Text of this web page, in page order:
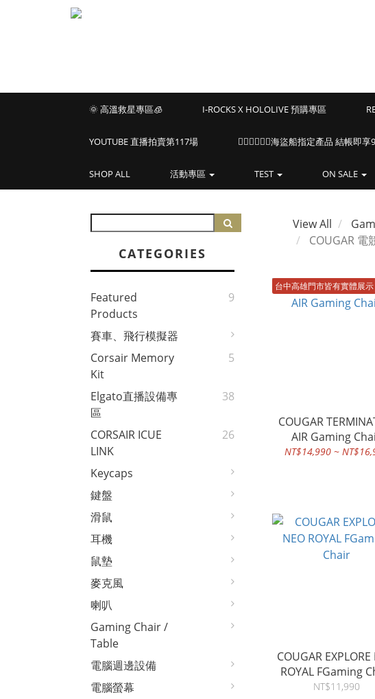
🌞 高溫救星專區🧊 I-ROCKS X HOLOLIVE 預購專區
YOUTUBE 直播拍賣第117場 🏴‍☠️🏴‍☠️🏴‍☠️海盜船指定產品 結帳即享
SHOP ALL 活動專區 TEST ON SALE
CATEGORIES
Featured
Products
9
賽車、飛行模擬器
Corsair Memory
Kit
5
Elgato直播設備專
區
38
CORSAIR ICUE
LINK
26
Keycaps
鍵盤
滑鼠
耳機
鼠墊
麥克風
喇叭
Gaming Chair /
Table
電腦週邊設備
電腦螢幕
View All
COUGAR 電
台中高雄門市皆有實體展示
COUGAR
AIR Gaming
NT$14,990 ~
COUGAR EXPLORE
ROYAL FGaming
NT$11,990